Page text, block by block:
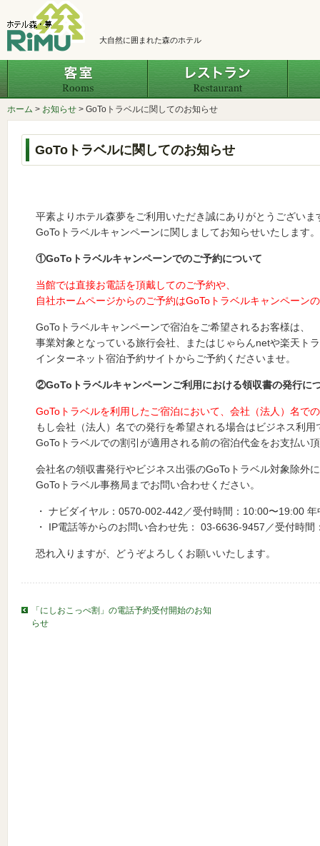
大自然に囲まれた森のホテル
客室 レスト
ホーム > お知らせ > GoToトラベルに関してのお知らせ
GoToトラベルに関してのお知らせ
平素よりホテル森夢をご利用いただき誠にありがとうございま
GoToトラベルキャンペーンに関しましてお知らせいたします。
①GoToトラベルキャンペーンでのご予約について
当館では直接お電話を頂戴してのご予約や、
自社ホームページからのご予約はGoToトラベルキャンペーン
GoToトラベルキャンペーンで宿泊をご希望されるお客様は、
事業対象となっている旅行会社、またはじゃらんnetや楽天ト
インターネット宿泊予約サイトからご予約くださいませ。
②GoToトラベルキャンペーンご利用における領収書の発行に
GoToトラベルを利用したご宿泊において、会社（法人）名で
もし会社（法人）名での発行を希望される場合はビジネス利
GoToトラベルでの割引が適用される前の宿泊代金をお支払い
会社名の領収書発行やビジネス出張のGoToトラベル対象除外
GoToトラベル事務局までお問い合わせください。
・ ナビダイヤル：0570-002-442／受付時間：10:00〜19:00 年
・ IP電話等からのお問い合わせ先： 03-6636-9457／受付時
恐れ入りますが、どうぞよろしくお願いいたします。
「にしおこっぺ割」の電話予約受付開始のお知
らせ